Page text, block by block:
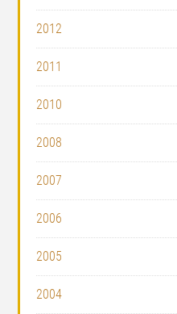
2012
2011
2010
2008
2007
2006
2005
2004